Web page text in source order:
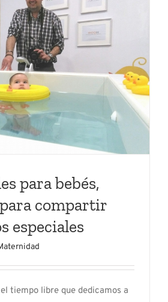
para bebés,
compartir
especiales
tiempo libre que dedicamos a